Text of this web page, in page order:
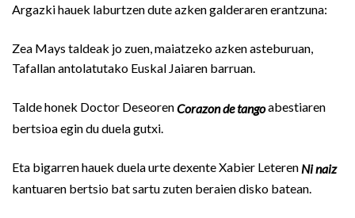
Argazki hauek laburtzen dute azken galderaren erantzuna:
Zea Mays taldeak jo zuen, maiatzeko azken asteburuan,
Tafallan antolatutako Euskal Jaiaren barruan.
Talde honek Doctor DeseorenCorazon de tangoabestiaren
bertsioa egin du duela gutxi.
Eta bigarren hauek duela urte dexente Xabier Leteren Ni naiz
kantuaren bertsio bat sartu zuten beraien disko batean.